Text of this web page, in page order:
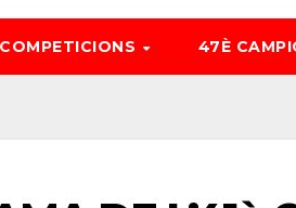
COMPETICIONS 47È